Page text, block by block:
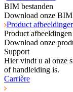
BIM bestanden
Download onze
Product
Product afbeeldingen
Download onze
Support
Hier vindt u al onze
of handleiding is.
Carrière